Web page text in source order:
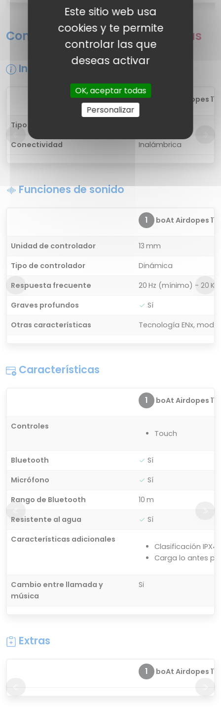
Comparativa de fichas técnicas
Información general
1 boAt Airdopes 115
Tipo de auricular
Conectividad
Inalámbrica
Funciones de sonido
1 boAt Airdopes 115
Unidad de controlador
13 mm
Tipo de controlador
Dinámica
Respuesta frecuente
20 Hz (mínimo) - 20
Graves profundos
Sí
Otras características
Tecnología ENx,
Características
1 boAt Airdopes 115
Controles
Touch
Bluetooth
Sí
Micrófono
Sí
Rango de Bluetooth
10 m
Resistente al agua
Sí
Características adicionales
Clasificación IPX4
Carga lo antes
Cambio entre llamada y
música
Si
Extras
1 boAt Airdopes 115
Este sitio web usa
cookies y te permite
controlar las que
deseas activar
OK, aceptar todas
Personalizar